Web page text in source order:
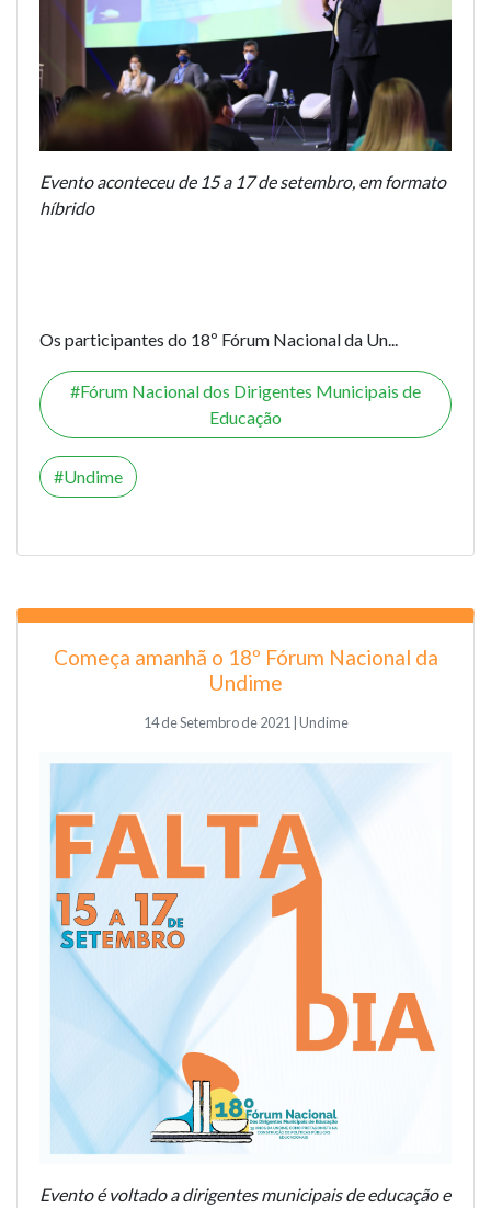
Evento aconteceu de 15 a 17 de setembro, em formato
híbrido
Os participantes do 18º Fórum Nacional da Un...
Fórum Nacional dos Dirigentes Municipais de
Educação
Undime
Começa amanhã o 18º Fórum Nacional da
Undime
14 de Setembro de 2021 | Undime
Evento é voltado a dirigentes municipais de educação e